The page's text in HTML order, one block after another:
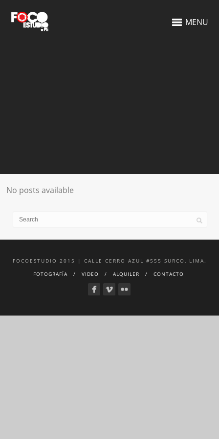
MENU
No posts available
FOCOESTUDIO 2015 | CALLE CERRO AZUL #555 SURCO, LIMA.
FOTOGRAFÍA
VIDEO ALQUILER CONTACTO